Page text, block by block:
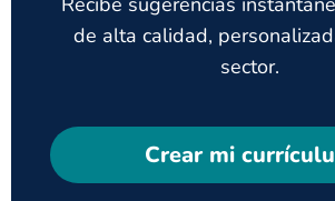
de alta calidad,
sector.
Crear mi